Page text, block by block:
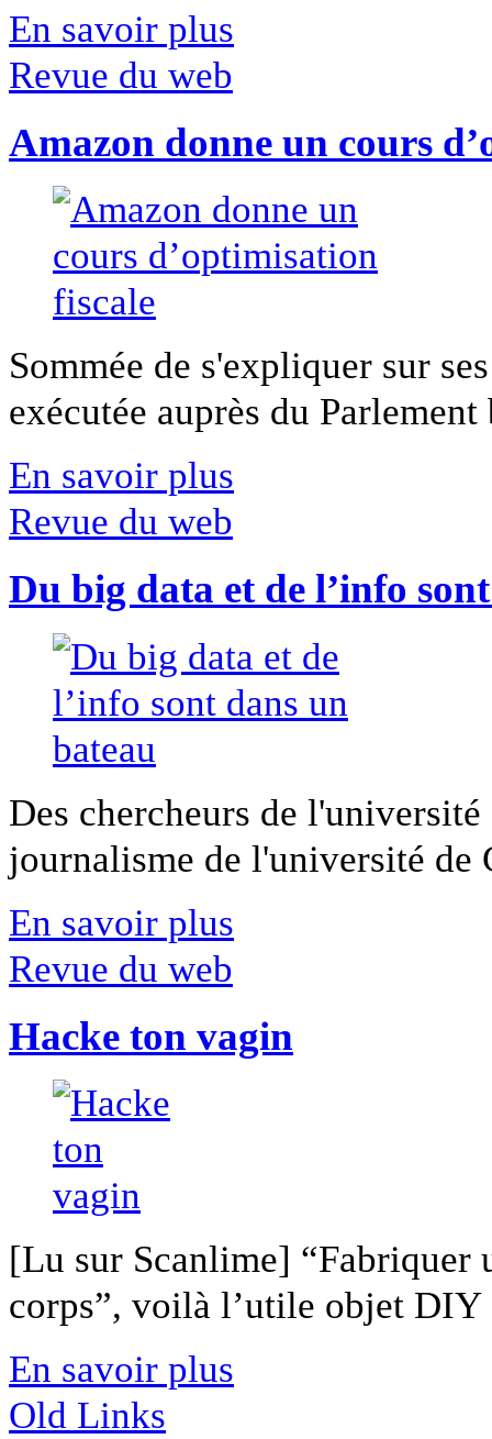
En savoir plus
Revue du web
Amazon donne un cours
Sommée de s'expliquer sur
exécutée auprès du
En savoir plus
Revue du web
Du big data et de l’info
Des chercheurs de
journalisme de l'université
En savoir plus
Revue du web
Hacke ton vagin
[Lu sur Scanlime] “Fabriquer
corps”, voilà l’utile objet
En savoir plus
Old Links